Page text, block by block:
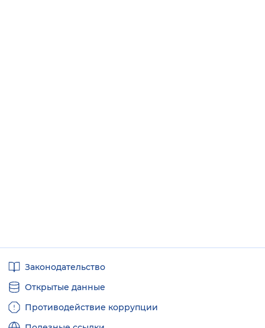
ссылкиЗаконодательство
Открытые данные
Противодействие коррупции